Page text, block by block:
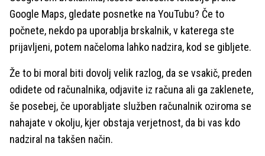
Google Maps, gledate posnetke na YouTubu? Če to
počnete, nekdo pa uporablja brskalnik, v katerega ste
prijavljeni, potem načeloma lahko nadzira, kod se gibljete.
Že to bi moral biti dovolj velik razlog, da se vsakič, preden
odidete od računalnika, odjavite iz računa ali ga zaklenete,
še posebej, če uporabljate služben računalnik oziroma se
nahajate v okolju, kjer obstaja verjetnost, da bi vas kdo
nadziral na takšen način.